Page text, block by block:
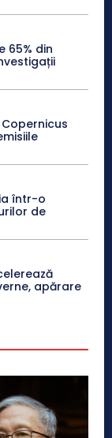
65% din
într-o
de
apărare